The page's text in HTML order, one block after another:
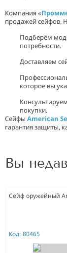
Компания «
продажей сейфов.
Подберём
потребности.
Доставляем
которое вы
покупки.
Сейфы American
гарантия защиты,
Вы
Сейф оружейный
Код: 80465